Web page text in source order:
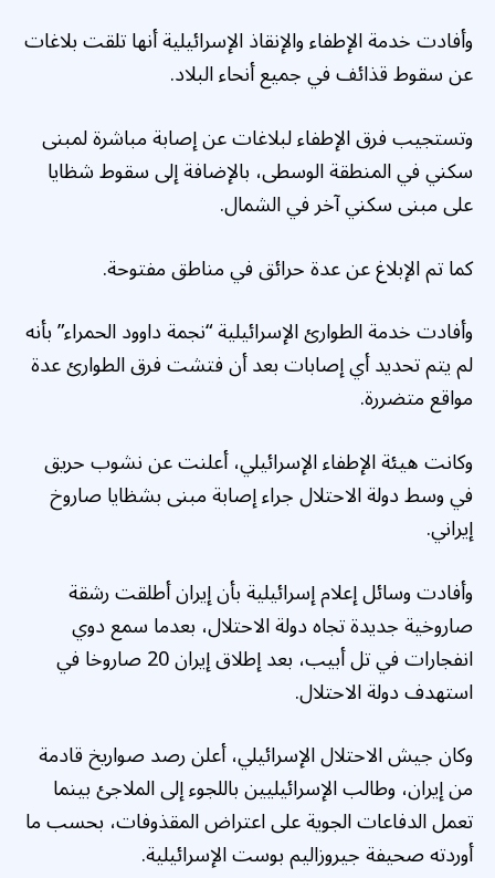
وأفادت خدمة الإطفاء والإنقاذ الإسرائيلية أنها تلقت بلاغات
عن سقوط قذائف في جميع أنحاء البلاد.
وتستجيب فرق الإطفاء لبلاغات عن إصابة مباشرة لمبنى
سكني في المنطقة الوسطى، بالإضافة إلى سقوط شظايا
على مبنى سكني آخر في الشمال.
كما تم الإبلاغ عن عدة حرائق في مناطق مفتوحة.
وأفادت خدمة الطوارئ الإسرائيلية “نجمة داوود الحمراء” بأنه
لم يتم تحديد أي إصابات بعد أن فتشت فرق الطوارئ عدة
مواقع متضررة.
وكانت هيئة الإطفاء الإسرائيلي، أعلنت عن نشوب حريق
في وسط دولة الاحتلال جراء إصابة مبنى بشظايا صاروخ
إيراني.
وأفادت وسائل إعلام إسرائيلية بأن إيران أطلقت رشقة
صاروخية جديدة تجاه دولة الاحتلال، بعدما سمع دوي
انفجارات في تل أبيب، بعد إطلاق إيران 20 صاروخا في
استهدف دولة الاحتلال.
وكان جيش الاحتلال الإسرائيلي، أعلن رصد صواريخ قادمة
من إيران، وطالب الإسرائيليين باللجوء إلى الملاجئ بينما
تعمل الدفاعات الجوية على اعتراض المقذوفات، بحسب ما
أوردته صحيفة جيروزاليم بوست الإسرائيلية.